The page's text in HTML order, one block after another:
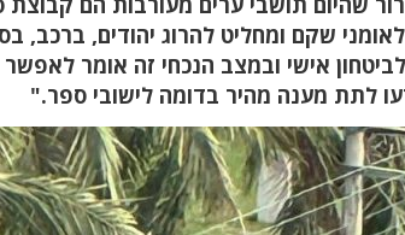
שקם ומחליט להרוג יהודים, ברכב,
אישי ובמצב הנכחי זה אומר
לתת מענה מהיר בדומה לישובי ספר."